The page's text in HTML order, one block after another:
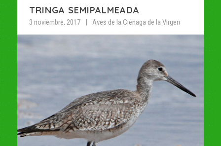
TRINGA SEMIPALMEADA
3 noviembre, 2017 Aves de la Ciénaga de la Virgen